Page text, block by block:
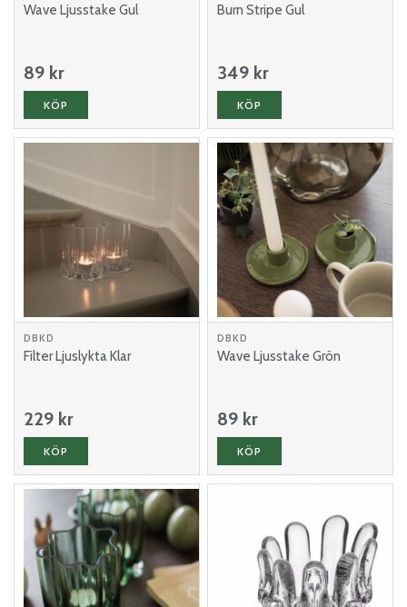
Wave Ljusstake Gul
89 kr
KÖP
Burn Stripe Gul
349 kr
KÖP
DBKD
Filter Ljuslykta Klar
229 kr
KÖP
DBKD
Wave Ljusstake Grön
89 kr
KÖP